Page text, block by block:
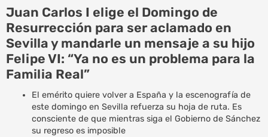
n
s
a
j
e
Juan Carlos I elige el Domingo de
Resurrección para ser aclamado en
Sevilla y mandarle un mensaje a su hijo
Felipe VI: “Ya no es un problema para la
Familia Real”
El emérito quiere volver a España y la escenografía de
este domingo en Sevilla refuerza su hoja de ruta. Es
consciente de que mientras siga el Gobierno de Sánchez
su regreso es imposible